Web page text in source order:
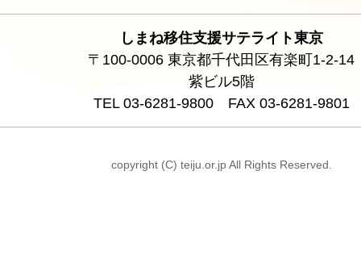
しまね移住支援サテライト東京
〒100-0006 東京都千代田区有楽町1-2-14
紫ビル5階
TEL 03-6281-9800 FAX 03-6281-9801
copyright (C) teiju.or.jp All Rights Reserved.